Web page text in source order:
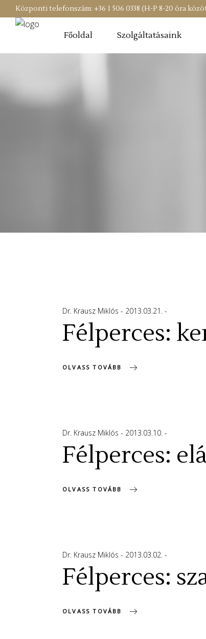
Központi telefonszám: +36 1 506 0338 (H-P 8-20 óra
Főoldal Szolgáltatásaink
Dr. Krausz Miklós 2013.03.21.
Félperces:
OLVASS TOVÁBB
Dr. Krausz Miklós 2013.03.10.
Félperces:
OLVASS TOVÁBB
Dr. Krausz Miklós 2013.03.02.
Félperces:
OLVASS TOVÁBB